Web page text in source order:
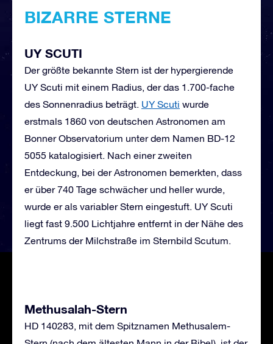
BIZARRE STERNE
UY SCUTI
Der größte bekannte Stern ist der hypergierende
UY Scuti mit einem Radius, der das 1.700-fache
des Sonnenradius beträgt. UY Scuti wurde
erstmals 1860 von deutschen Astronomen am
Bonner Observatorium unter dem Namen BD-12
5055 katalogisiert. Nach einer zweiten
Entdeckung, bei der Astronomen bemerkten, dass
er über 740 Tage schwächer und heller wurde,
wurde er als variabler Stern eingestuft. UY Scuti
liegt fast 9.500 Lichtjahre entfernt in der Nähe des
Zentrums der Milchstraße im Sternbild Scutum.
Methusalah-Stern
HD 140283, mit dem Spitznamen Methusalem-